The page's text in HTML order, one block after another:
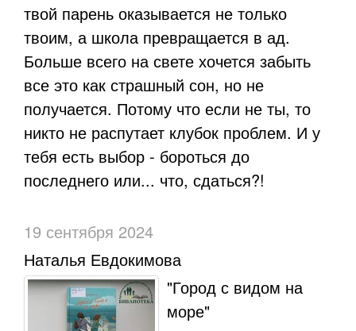
твой парень оказывается не только
твоим, а школа превращается в ад.
Больше всего на свете хочется забыть
все это как страшный сон, но не
получается. Потому что если не ты, то
никто не распутает клубок проблем. И у
тебя есть выбор - бороться до
последнего или... что, сдаться?!
19 сентября 2024
Наталья Евдокимова
"Город с видом на
море"